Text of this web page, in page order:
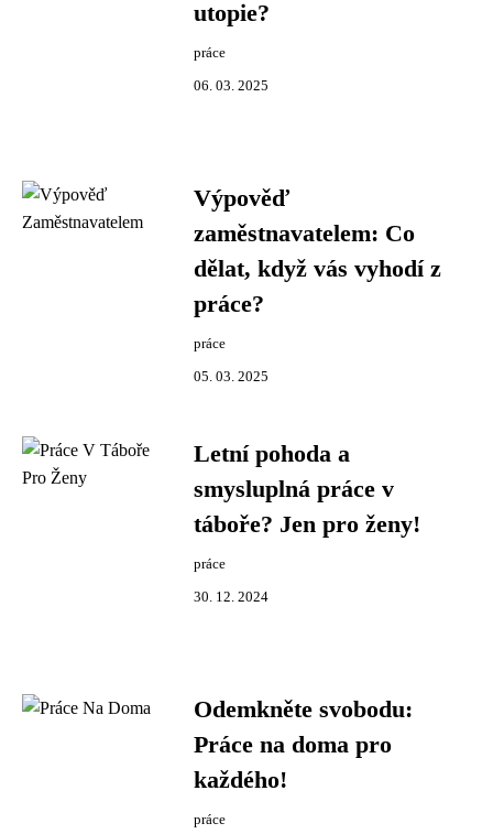
utopie?
práce
06. 03. 2025
Výpověď
zaměstnavatelem: Co
dělat, když vás vyhodí z
práce?
práce
05. 03. 2025
Letní pohoda a
smysluplná práce v
táboře? Jen pro ženy!
práce
30. 12. 2024
Odemkněte svobodu:
Práce na doma pro
každého!
práce